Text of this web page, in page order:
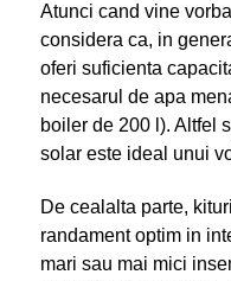
Atunci cand vine
considera ca, in
oferi suficienta
necesarul de apa
boiler de 200 l). Altfel
solar este ideal unui
De cealalta parte,
randament optim in
mari sau mai mici